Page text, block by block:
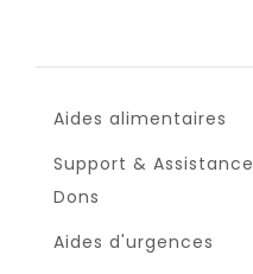
Aides alimentaires
Support & Assistance
Dons
Aides d'urgences